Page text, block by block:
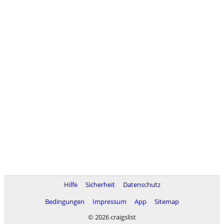
Hilfe Sicherheit
Datenschutz
Bedingungen
Impressum App
Sitemap
© 2026 craigslist